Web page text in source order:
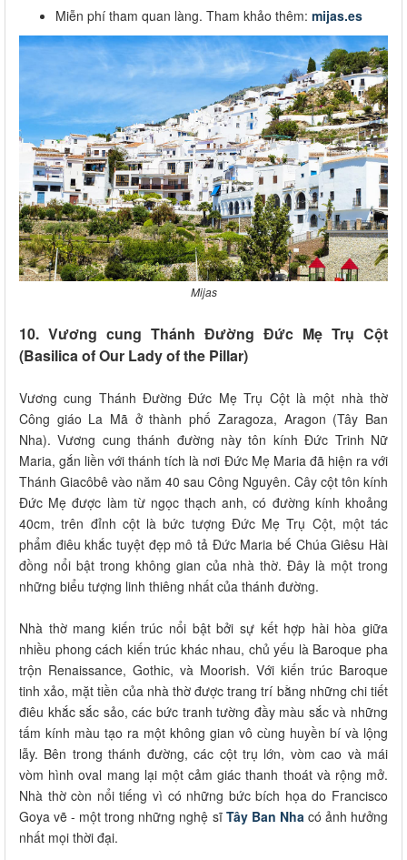
Miễn phí tham quan làng. Tham khảo thêm: mijas.es
Mijas
10. Vương cung Thánh Đường Đức Mẹ Trụ Cột
(Basilica of Our Lady of the Pillar)
Vương cung Thánh Đường Đức Mẹ Trụ Cột là một nhà thờ
Công giáo La Mã ở thành phố Zaragoza, Aragon (Tây Ban
Nha). Vương cung thánh đường này tôn kính Đức Trinh Nữ
Maria, gắn liền với thánh tích là nơi Đức Mẹ Maria đã hiện ra với
Thánh Giacôbê vào năm 40 sau Công Nguyên. Cây cột tôn kính
Đức Mẹ được làm từ ngọc thạch anh, có đường kính khoảng
40cm, trên đỉnh cột là bức tượng Đức Mẹ Trụ Cột, một tác
phẩm điêu khắc tuyệt đẹp mô tả Đức Maria bế Chúa Giêsu Hài
đồng nổi bật trong không gian của nhà thờ. Đây là một trong
những biểu tượng linh thiêng nhất của thánh đường.
Nhà thờ mang kiến trúc nổi bật bởi sự kết hợp hài hòa giữa
nhiều phong cách kiến trúc khác nhau, chủ yếu là Baroque pha
trộn Renaissance, Gothic, và Moorish. Với kiến trúc Baroque
tinh xảo, mặt tiền của nhà thờ được trang trí bằng những chi tiết
điêu khắc sắc sảo, các bức tranh tường đầy màu sắc và những
tấm kính màu tạo ra một không gian vô cùng huyền bí và lộng
lẫy. Bên trong thánh đường, các cột trụ lớn, vòm cao và mái
vòm hình oval mang lại một cảm giác thanh thoát và rộng mở.
Nhà thờ còn nổi tiếng vì có những bức bích họa do Francisco
Goya vẽ - một trong những nghệ sĩ Tây Ban Nha có ảnh hưởng
nhất mọi thời đại.